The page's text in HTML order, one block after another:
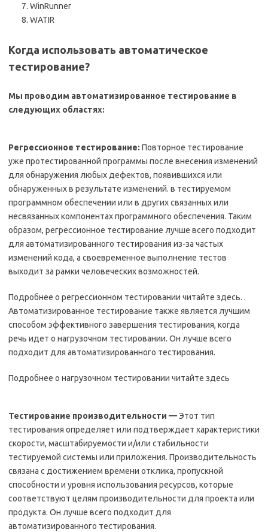
WinRunner
WATIR
Когда использовать автоматическое
тестирование?
Мы проводим автоматизированное тестирование в
следующих областях:
Регрессионное тестирование: Повторное тестирование
уже протестированной программы после внесения изменений
для обнаружения любых дефектов, появившихся или
обнаруженных в результате изменений. в тестируемом
программном обеспечении или в других связанных или
несвязанных компонентах программного обеспечения. Таким
образом, регрессионное тестирование лучше всего подходит
для автоматизированного тестирования из-за частых
изменений кода, а своевременное выполнение тестов
выходит за рамки человеческих возможностей.
Подробнее о регрессионном тестировании читайте здесь. .
Автоматизированное тестирование также является лучшим
способом эффективного завершения тестирования, когда
речь идет о нагрузочном тестировании. Он лучше всего
подходит для автоматизированного тестирования.
Подробнее о нагрузочном тестировании читайте здесь
Тестирование производительности —Этот тип
тестирования определяет или подтверждает характеристики
скорости, масштабируемости и/или стабильности
тестируемой системы или приложения. Производительность
связана с достижением времени отклика, пропускной
способности и уровня использования ресурсов, которые
соответствуют целям производительности для проекта или
продукта. Он лучше всего подходит для
автоматизированного тестирования.